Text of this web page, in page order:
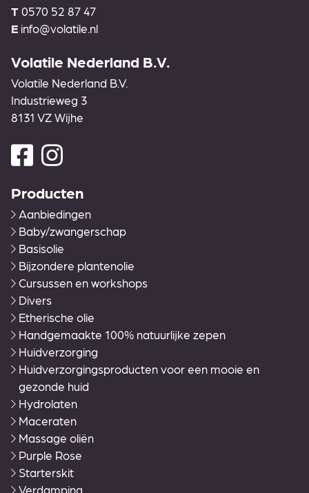
T 0570 52 87 47
E info@volatile.nl
Volatile Nederland B.V.
Volatile Nederland B.V.
Industrieweg 3
8131 VZ Wijhe
Producten
Aanbiedingen
Baby/zwangerschap
Basisolie
Bijzondere plantenolie
Cursussen en workshops
Divers
Etherische olie
Handgemaakte 100% natuurlijke zepen
Huidverzorging
Huidverzorgingsproducten voor een mooie en
gezonde huid
Hydrolaten
Maceraten
Massage oliën
Purple Rose
Starterskit
Verdamping